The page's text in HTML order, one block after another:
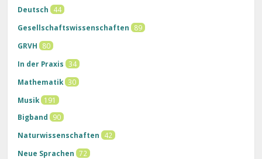
Deutsch
44
Gesellschaftswissenschaften
89
GRVH
80
In der Praxis 34
Mathematik 30
Musik 191
Bigband
90
Naturwissenschaften
42
Neue Sprachen 72